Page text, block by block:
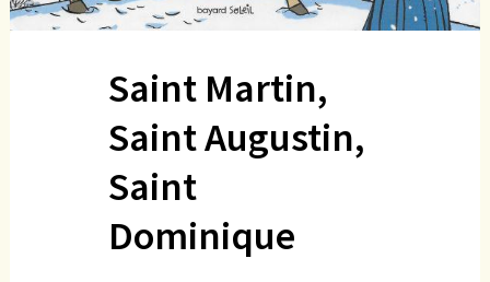
Saint Martin,
Saint Augustin,
Saint
Dominique